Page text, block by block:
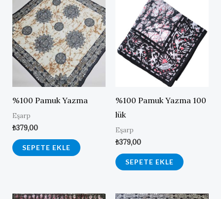
%100 Pamuk Yazma
Eşarp
₺379,00
SEPETE EKLE
%100 Pamuk Yazma 100
lük
Eşarp
₺379,00
SEPETE EKLE